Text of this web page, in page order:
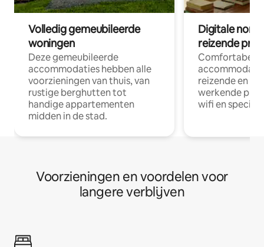
Volledig gemeubileerde
woningen
Deze gemeubileerde
accommodaties hebben alle
voorzieningen van thuis, van
rustige berghutten tot
handige appartementen
midden in de stad.
Digitale
reizende
Comfortabele
reizende en
werkende
wifi en
Voorzieningen en voordelen voor
langere verblijven